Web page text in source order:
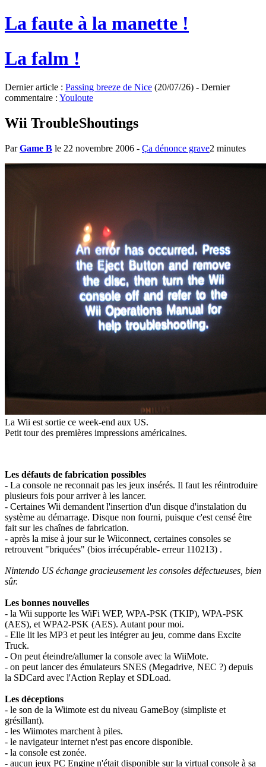
La faute à la manette !
La falm !
Dernier article : Passing breeze de Nice (20/07/26) - Dernier
commentaire : Youloute
Wii TroubleShoutings
ParGame B le 22 novembre 2006 - Ça dénonce grave2 minutes
La Wii est sortie ce week-end aux US.
Petit tour des premières impressions américaines.
Les défauts de fabrication possibles
- La console ne reconnait pas les jeux insérés. Il faut les réintroduire
plusieurs fois pour arriver à les lancer.
- Certaines Wii demandent l'insertion d'un disque d'instalation du
système au démarrage. Disque non fourni, puisque c'est censé être
fait sur les chaînes de fabrication.
- après la mise à jour sur le Wiiconnect, certaines consoles se
retrouvent "briquées" (bios irrécupérable- erreur 110213) .
Nintendo US échange gracieusement les consoles défectueuses, bien
sûr.
Les bonnes nouvelles
- la Wii supporte les WiFi WEP, WPA-PSK (TKIP), WPA-PSK
(AES), et WPA2-PSK (AES). Autant pour moi.
- Elle lit les MP3 et peut les intégrer au jeu, comme dans Excite
Truck.
- On peut éteindre/allumer la console avec la WiiMote.
- on peut lancer des émulateurs SNES (Megadrive, NEC ?) depuis
la SDCard avec l'Action Replay et SDLoad.
Les déceptions
- le son de la Wiimote est du niveau GameBoy (simpliste et
grésillant).
- les Wiimotes marchent à piles.
- le navigateur internet n'est pas encore disponible.
- la console est zonée.
- aucun jeux PC Engine n'était disponible sur la virtual console à sa